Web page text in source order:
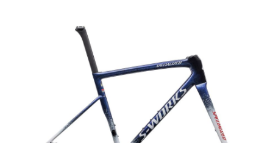
Bildergalerie überspringen